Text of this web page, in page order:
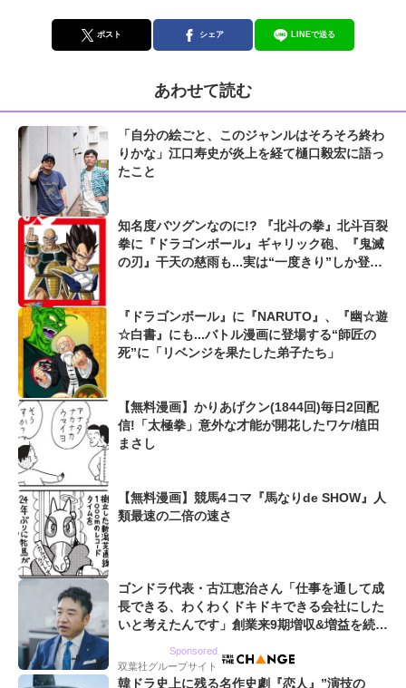
ポスト シェア LINEで送る
あわせて読む
「自分の絵ごと、このジャンルはそろそろ終わ
りかな」江口寿史が炎上を経て樋口毅宏に語っ
たこと
知名度バツグンなのに!? 『北斗の拳』北斗百裂
拳に『ドラゴンボール』ギャリック砲、『鬼滅
の刃』干天の慈雨も...実は“一度きり”しか登場
『ドラゴンボール』に『NARUTO』、『幽☆遊
☆白書』にも...バトル漫画に登場する“師匠の
死”に「リベンジを果たした弟子たち」
【無料漫画】かりあげクン(1844回)毎日2回配
信!「太極拳」意外な才能が開花したワケ/植田
まさし
【無料漫画】競馬4コマ『馬なりde SHOW』人
類最速の二倍の速さ
ゴンドラ代表・古江恵治さん「仕事を通して成
長できる、わくわくドキドキできる会社にした
いと考えたんです」創業来9期増収&増益を続け
Sponsored
双葉社グループサイト
韓ドラ史上に残る名作史劇『恋人』”演技の